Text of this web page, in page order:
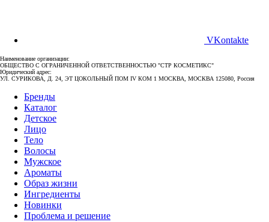
VKontakte
Наименование организации:
ОБЩЕСТВО С ОГРАНИЧЕННОЙ ОТВЕТСТВЕННОСТЬЮ "СТР КОСМЕТИКС"
Юридический адрес:
УЛ. СУРИКОВА, Д. 24, ЭТ ЦОКОЛЬНЫЙ ПОМ IV КОМ 1 МОСКВА, МОСКВА 125080, Россия
Бренды
Каталог
Детское
Лицо
Тело
Волосы
Мужское
Ароматы
Образ жизни
Ингредиенты
Новинки
Проблема и решение